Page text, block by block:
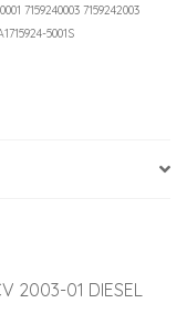
7159240003 7159242003
5001S
2003-01 DIESEL